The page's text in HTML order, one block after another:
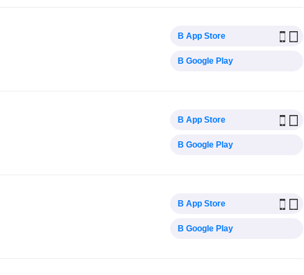
В App Store
В Google Play
В App Store
В Google Play
В App Store
В Google Play